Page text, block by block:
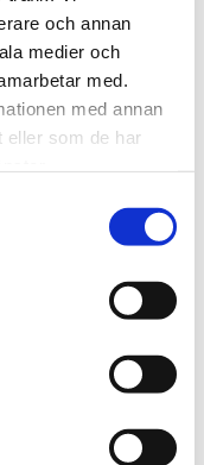
och annan
medier och
med.
med annan
eller som de har